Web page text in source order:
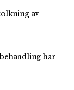
av
har